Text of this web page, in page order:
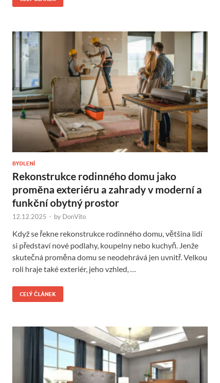
BYDLENÍ
Rekonstrukce rodinného domu jako
proměna exteriéru a zahrady v moderní a
funkční obytný prostor
12.12.2025 - by DonVito
Když se řekne rekonstrukce rodinného domu, většina lidí
si představí nové podlahy, koupelny nebo kuchyň. Jenže
skutečná proměna domu se neodehrává jen uvnitř. Velkou
roli hraje také exteriér, jeho vzhled, …
CELÝ ČLÁNEK